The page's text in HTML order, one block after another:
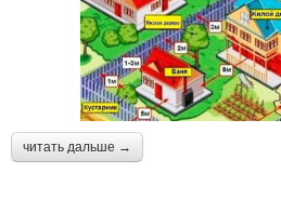
читать дальше →